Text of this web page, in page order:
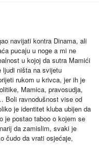
navijati kontra Dinama, ali
pucaju u noge a mi ne
u kojoj da sutra Mamići
ništa na svijetu
rukom u krivca, jer ih je
Mamica, pravosudja,
Boli ravnodušnost vise od
je identitet kluba ubijen da
je postao taboo o kojem se
da zamislim, svaki je
čudo da vrati osjećaje,